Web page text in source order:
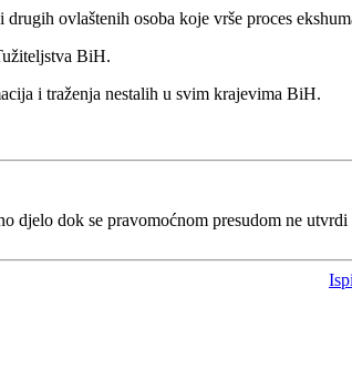
ovlaštenih osoba koje vrše proces
BiH.
i traženja nestalih u svim krajevima BiH.
djelo dok se pravomoćnom presudom ne